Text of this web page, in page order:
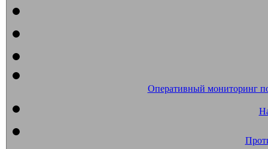
Оперативный мониторинг